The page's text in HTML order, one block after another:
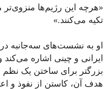
«هرچه این رژیم‌ها منزوی‌تر
تکیه می‌کنند.»
او به نشست‌های سه‌جانبه
ایرانی و چینی اشاره
بزرگتر برای ساختن یک نظم
هدف آن، کاستن از نفوذ و